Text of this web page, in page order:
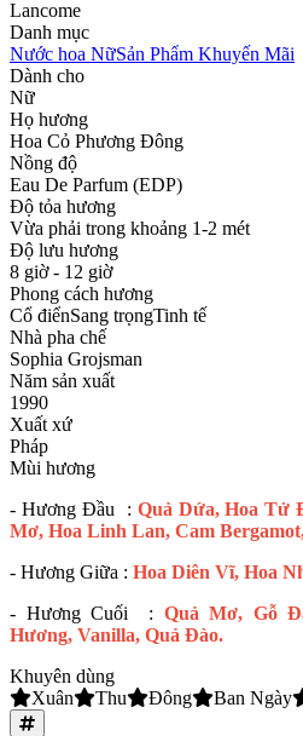
Lancome
Danh mục
Nước hoa NữSản Phẩm Khuyến Mãi
Dành cho
Nữ
Họ hương
Hoa Cỏ Phương Đông
Nồng độ
Eau De Parfum (EDP)
Độ tỏa hương
Vừa phải trong khoảng 1-2 mét
Độ lưu hương
8 giờ - 12 giờ
Phong cách hương
Cổ điểnSang trọngTinh tế
Nhà pha chế
Sophia Grojsman
Năm sản xuất
1990
Xuất xứ
Pháp
Mùi hương
- Hương Đầu : Quả Dứa, Hoa Tử
Mơ, Hoa Linh Lan, Cam
- Hương Giữa : Hoa Diên Vĩ, Hoa
- Hương Cuối : Quả Mơ, Gỗ
Hương, Vanilla, Quả Đào.
Khuyên dùng
Xuân
Thu Đông Ban Ngày